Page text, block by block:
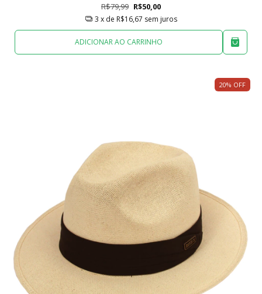
R$79,99 R$50,00
3 x de R$16,67 sem juros
ADICIONAR AO CARRINHO
20% OFF